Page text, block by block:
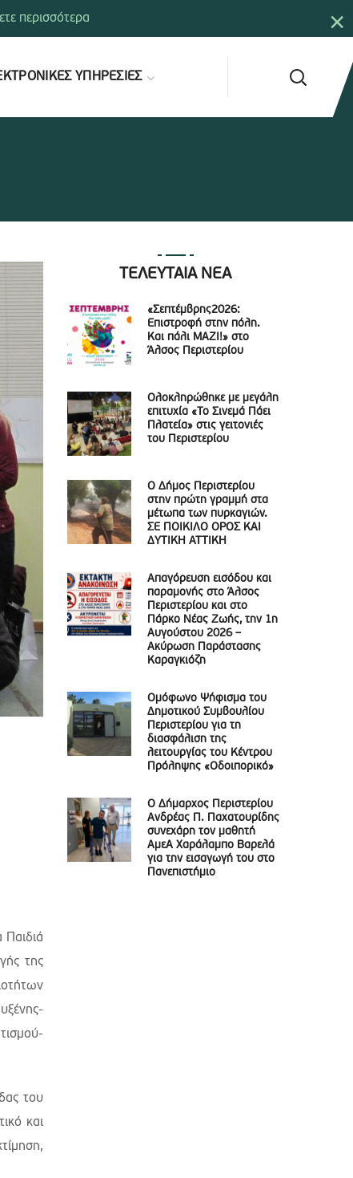
ΥΠΗΡΕΣΙΕΣ
Παιδιά
της
του
και
ΤΕΛΕΥΤΑΙΑ ΝΕΑ
«Σεπτέμβρης2026:
Επιστροφή στην πόλη.
Και πάλι ΜΑΖΙ!» στο
Άλσος Περιστερίου
Ολοκληρώθηκε με μεγάλη
επιτυχία «Το Σινεμά Πάει
Πλατεία» στις γειτονιές
του Περιστερίου
Ο Δήμος Περιστερίου
στην πρώτη γραμμή στα
μέτωπα των πυρκαγιών.
ΣΕ ΠΟΙΚΙΛΟ ΟΡΟΣ ΚΑΙ
ΔΥΤΙΚΗ ΑΤΤΙΚΗ
Απαγόρευση εισόδου και
παραμονής στο Άλσος
Περιστερίου και στο
Πάρκο Νέας Ζωής, την 1η
Αυγούστου 2026 –
Ακύρωση Παράστασης
Καραγκιόζη
Ομόφωνο Ψήφισμα του
Δημοτικού Συμβουλίου
Περιστερίου για τη
διασφάλιση της
λειτουργίας του Κέντρου
Πρόληψης «Οδοιπορικό»
Ο Δήμαρχος Περιστερίου
Ανδρέας Π. Παχατουρίδης
συνεχάρη τον μαθητή
ΑμεΑ Χαράλαμπο Βαρελά
για την εισαγωγή του στο
Πανεπιστήμιο
×
περισσότερα